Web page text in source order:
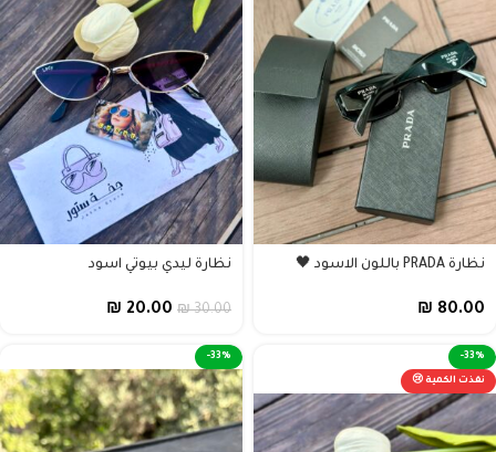
نظارة PRADA باللون الاسود 🖤
₪ 80.00
نظارة ليدي بيوتي اسود
₪30.00
₪ 20.00
-33%
نفذت الكمية 😢
-33%